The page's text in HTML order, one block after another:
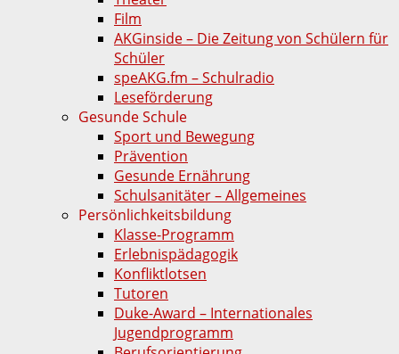
Film
AKGinside – Die Zeitung von Schülern für
Schüler
speAKG.fm – Schulradio
Leseförderung
Gesunde Schule
Sport und Bewegung
Prävention
Gesunde Ernährung
Schulsanitäter – Allgemeines
Persönlichkeitsbildung
Klasse-Programm
Erlebnispädagogik
Konfliktlotsen
Tutoren
Duke-Award – Internationales
Jugendprogramm